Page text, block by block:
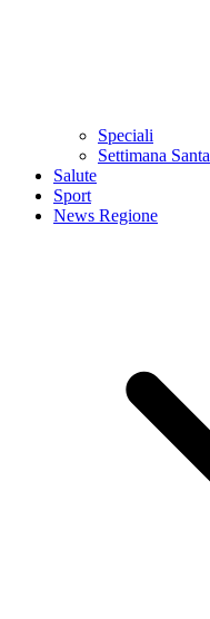
Speciali
Settimana Santa
Salute
Sport
News Regione